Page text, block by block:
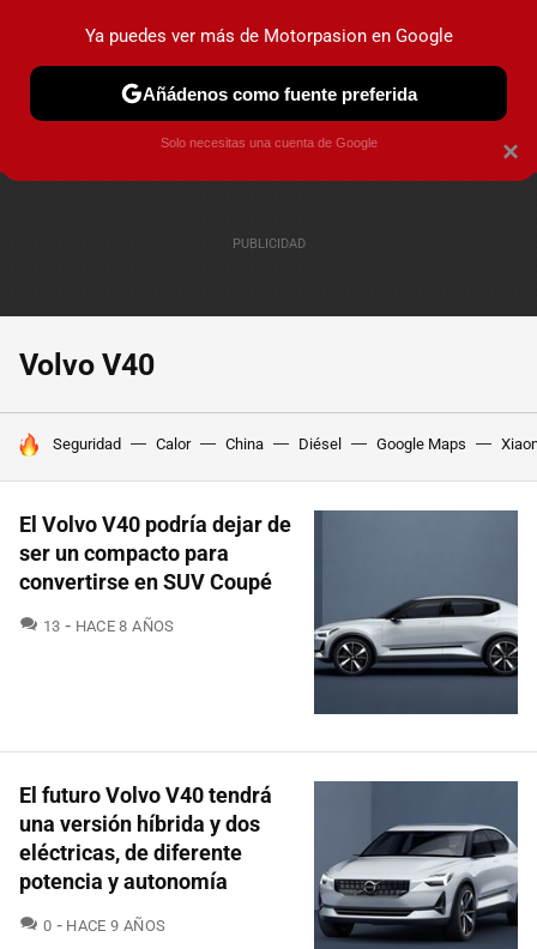
PRUEBAS COCHES ELÉCTRICOS OBSERVATORIO
Volvo V40
HOY SE HABLA DE
Seguridad Calor China Diésel Google Maps
El Volvo V40 podría dejar de
ser un compacto para
convertirse en SUV Coupé
13 COMENTARIOS
HACE 8 AÑOS
El futuro Volvo V40 tendrá
una versión híbrida y dos
eléctricas, de diferente
potencia y autonomía
0 COMENTARIOS
HACE 9 AÑOS
×
Ya puedes ver más de Motorpasion en Google
Añádenos como fuente preferida
Solo necesitas una cuenta de Google